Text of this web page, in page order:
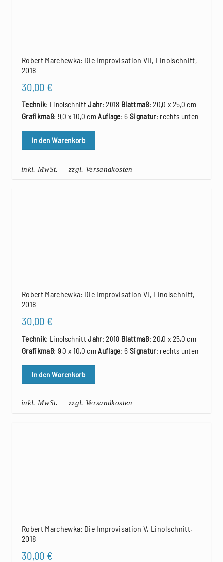
Robert Marchewka: Die Improvisation VII, Linolschnitt,
2018
30,00 €
Technik: LinolschnittJahr: 2018 Blattmaß: 20,0 x 25,0 cm
Grafikmaß: 9,0 x 10,0 cmAuflage: 6Signatur: rechts unten
In den Warenkorb
inkl. MwSt. zzgl. Versandkosten
Robert Marchewka: Die Improvisation VI, Linolschnitt,
2018
30,00 €
Technik: LinolschnittJahr: 2018 Blattmaß: 20,0 x 25,0 cm
Grafikmaß: 9,0 x 10,0 cmAuflage: 6Signatur: rechts unten
In den Warenkorb
inkl. MwSt. zzgl. Versandkosten
Robert Marchewka: Die Improvisation V, Linolschnitt,
2018
30,00 €